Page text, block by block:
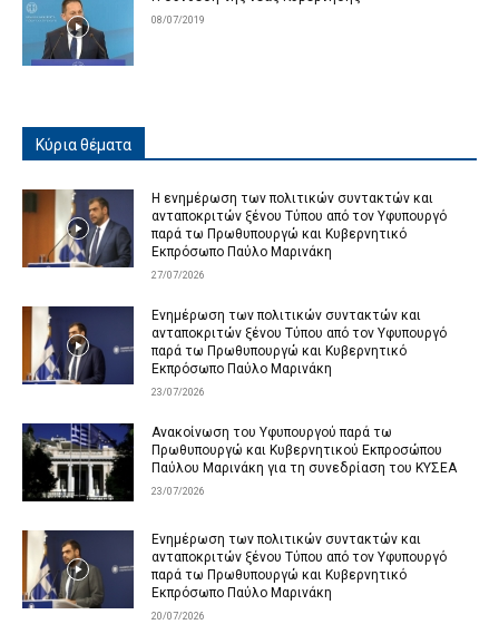
08/07/2019
Κύρια θέματα
Η ενημέρωση των πολιτικών συντακτών και
ανταποκριτών ξένου Τύπου από τον Υφυπουργό
παρά τω Πρωθυπουργώ και Κυβερνητικό
Εκπρόσωπο Παύλο Μαρινάκη
27/07/2026
Ενημέρωση των πολιτικών συντακτών και
ανταποκριτών ξένου Τύπου από τον Υφυπουργό
παρά τω Πρωθυπουργώ και Κυβερνητικό
Εκπρόσωπο Παύλο Μαρινάκη
23/07/2026
Ανακοίνωση του Υφυπουργού παρά τω
Πρωθυπουργώ και Κυβερνητικού Εκπροσώπου
Παύλου Μαρινάκη για τη συνεδρίαση του ΚΥΣΕΑ
23/07/2026
Ενημέρωση των πολιτικών συντακτών και
ανταποκριτών ξένου Τύπου από τον Υφυπουργό
παρά τω Πρωθυπουργώ και Κυβερνητικό
Εκπρόσωπο Παύλο Μαρινάκη
20/07/2026